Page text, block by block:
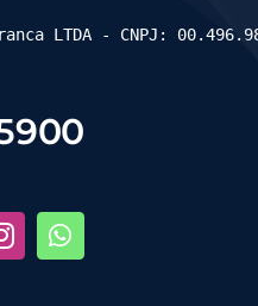
LTDA - CNPJ: